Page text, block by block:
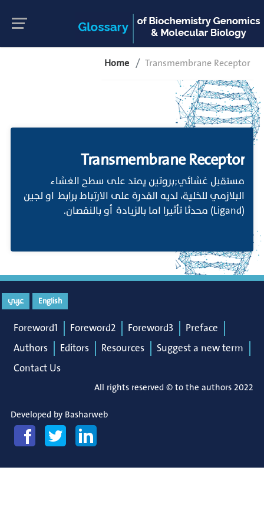
Home Transmembrane Receptor
Transmembrane Receptor
مستقبل غشائي;بروتين يمتد على سطح الغشاء
البلازمي للخلية، لديه القدرة على الارتباط برابط او لجين
(Ligand) محدثا تأثيرا اما بالزيادة أو بالنقصان.
English عربي
Foreword1 Foreword2 Foreword3
Preface
Authors
Editors Resources
Suggest a new term
Contact Us
All rights reserved © to the authors 2022
Developed by Basharweb